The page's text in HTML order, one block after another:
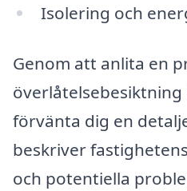
Isolering och
Genom att anlita en
överlåtelsebesiktning
förvänta dig en
beskriver
och potentiella